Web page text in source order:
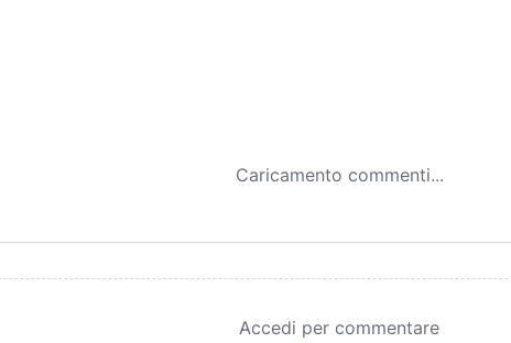
Caricamento commenti...
Accedi per commentare